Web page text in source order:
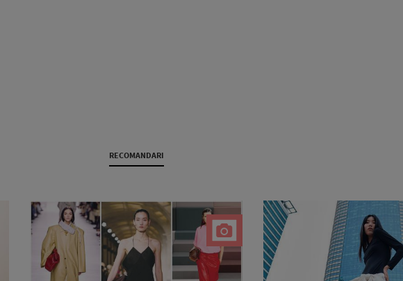
RECOMANDARI